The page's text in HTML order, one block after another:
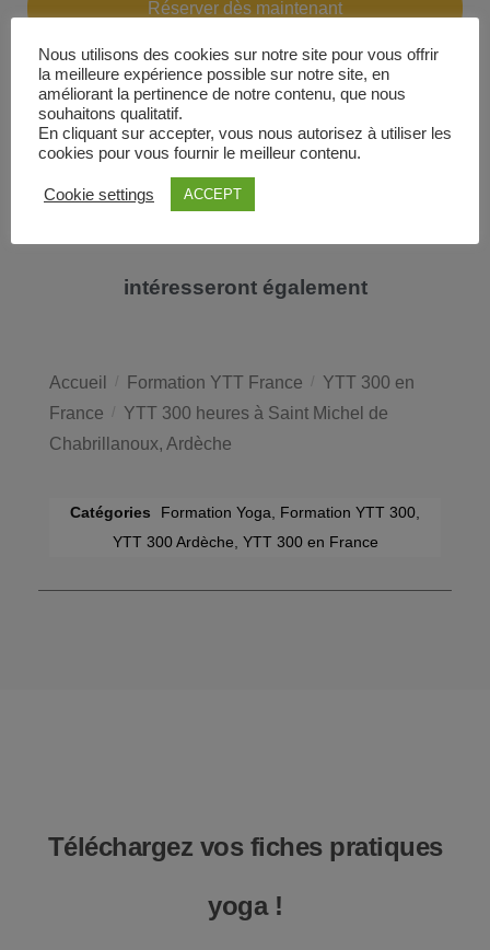
Réserver dès maintenant
intéresseront également
Accueil / Formation YTT France / YTT 300 en
France
/ YTT 300 heures à Saint Michel de
Chabrillanoux, Ardèche
Catégories Formation Yoga Formation YTT 300
YTT 300 Ardèche YTT 300 en France
Téléchargez vos fiches pratiques
yoga !
Nous utilisons des cookies sur notre site pour vous offrir
la meilleure expérience possible sur notre site, en
améliorant la pertinence de notre contenu, que nous
souhaitons qualitatif.
En cliquant sur accepter, vous nous autorisez à utiliser les
cookies pour vous fournir le meilleur contenu.
Cookie settings ACCEPT